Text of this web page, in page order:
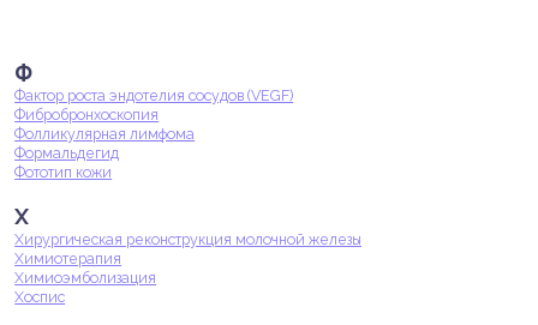
Ф
Фактор роста эндотелия сосудов (VEGF)
Фибробронхоскопия
Фолликулярная лимфома
Формальдегид
Фототип кожи
Х
Хирургическая реконструкция молочной железы
Химиотерапия
Химиоэмболизация
Хоспис